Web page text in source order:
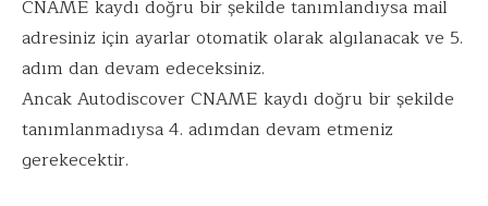
CNAME kaydı doğru bir şekilde tanımlandıysa mail
adresiniz için ayarlar otomatik olarak algılanacak ve 5.
adım dan devam edeceksiniz.
Ancak Autodiscover CNAME kaydı doğru bir şekilde
tanımlanmadıysa 4. adımdan devam etmeniz
gerekecektir.